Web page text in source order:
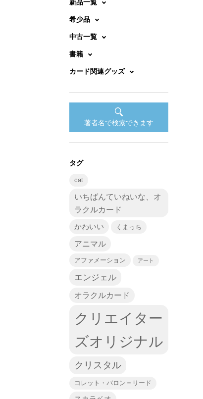
新品一覧
希少品
中古一覧
書籍
カード関連グッズ
著者名で検索できます
タグ
cat
いちばんていねいな、オ
ラクルカード
かわいい くまっち
アニマル
アファメーション アート
エンジェル
オラクルカード
クリエイター
ズオリジナル
クリスタル
コレット・バロン＝リード